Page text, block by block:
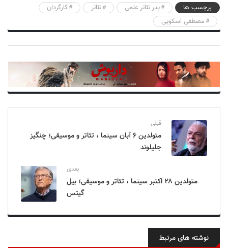
برچسب ها
پدر تئاتر علمی تئاتر
کارگردان
مصطفی اسکویی
قبلی
متولدین ۶ آبان سینما ، تئاتر و موسیقی؛ چنگیز
جلیلوند
بعدی
متولدین ۲۸ اکتبر سینما ، تئاتر و موسیقی؛ بیل
گیتس
نوشته های مرتبط